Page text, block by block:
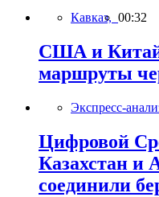
Кавказ, 00:32
США и Китай
маршруты
Экспресс-
Цифровой
Казахстан и
соединили